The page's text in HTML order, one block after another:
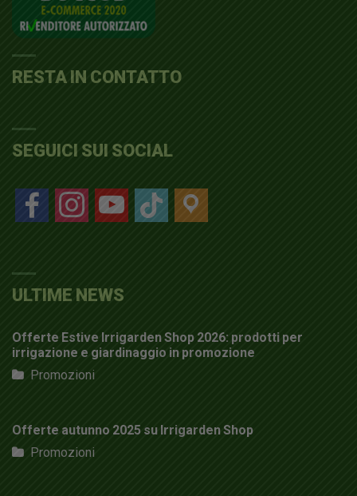
RESTA IN CONTATTO
SEGUICI SUI SOCIAL
facebookinstagramyoutube tiktok location
ULTIME NEWS
Offerte Estive Irrigarden Shop 2026: prodotti per
irrigazione e giardinaggio in promozione
Promozioni
Offerte autunno 2025 su Irrigarden Shop
Promozioni